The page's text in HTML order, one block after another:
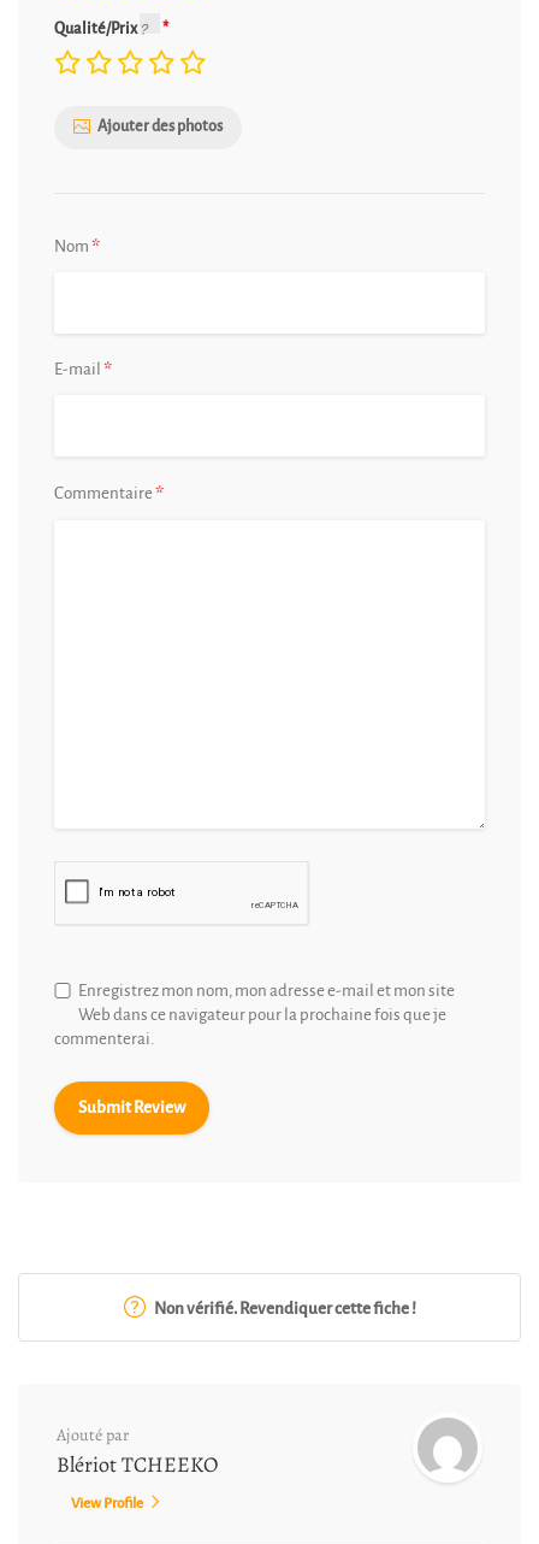
Qualité/Prix
Ajouter des photos
Nom *
E-mail *
Commentaire*
Enregistrez mon nom, mon adresse e-mail et mon site
Web dans ce navigateur pour la prochaine fois que je
commenterai.
Non vérifié. Revendiquer cette fiche !
Ajouté par
Blériot TCHEEKO
View Profile